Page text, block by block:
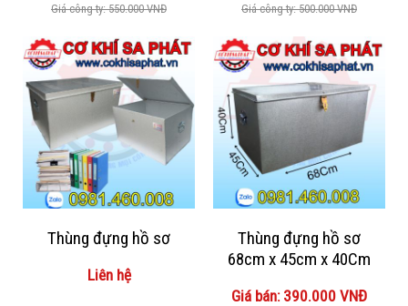
Giá công ty: 550.000 VNĐ Giá công ty: 500.000 VNĐ
Thùng đựng hồ sơ
Liên hệ
Thùng đựng hồ sơ
68cm x 45cm x 40Cm
Giá bán: 390.000 VNĐ